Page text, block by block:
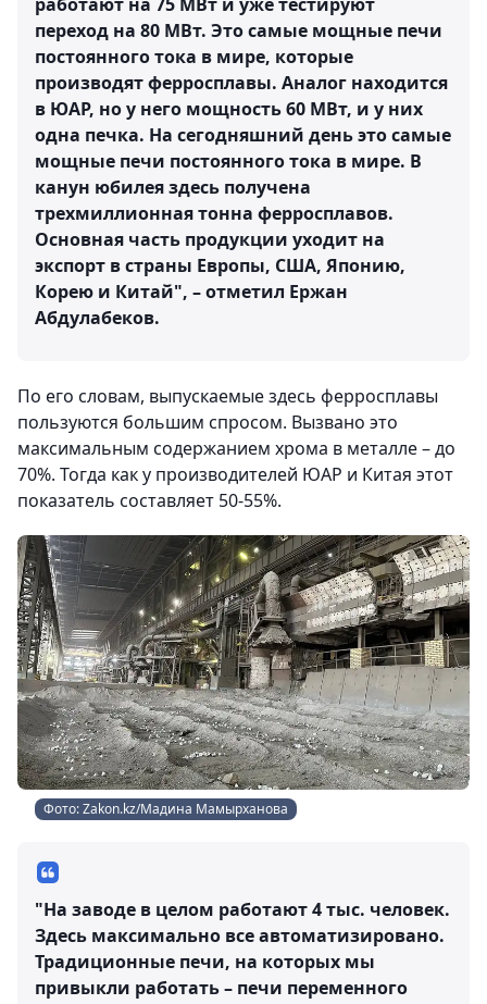
переход на 80 МВт. Это самые мощные печи
постоянного тока в мире, которые
производят ферросплавы. Аналог находится
в ЮАР, но у него мощность 60 МВт, и у них
одна печка. На сегодняшний день это самые
мощные печи постоянного тока в мире. В
канун юбилея здесь получена
трехмиллионная тонна ферросплавов.
Основная часть продукции уходит на
экспорт в страны Европы, США, Японию,
Корею и Китай", – отметил Ержан
Абдулабеков.
По его словам, выпускаемые здесь ферросплавы
пользуются большим спросом. Вызвано это
максимальным содержанием хрома в металле – до
70%. Тогда как у производителей ЮАР и Китая этот
показатель составляет 50-55%.
Фото: Zakon.kz/Мадина Мамырханова
"На заводе в целом работают 4 тыс. человек.
Здесь максимально все автоматизировано.
Традиционные печи, на которых мы
привыкли работать – печи переменного